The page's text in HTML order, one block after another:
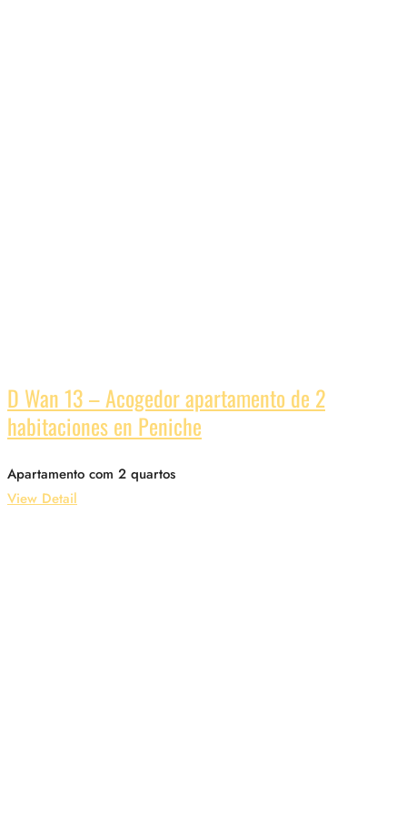
D Wan 13 – Acogedor apartamento de 2
habitaciones en Peniche
Apartamento com 2 quartos
View Detail